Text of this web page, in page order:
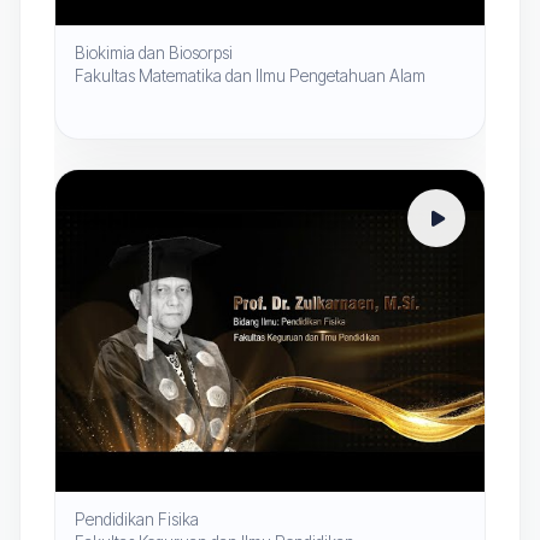
Prof. Dr. Rudi Kartika, M.Si.
Biokimia dan Biosorpsi
Fakultas Matematika dan Ilmu Pengetahuan Alam
Prof. Dr. Zulkarnaen, M.Si.
Pendidikan Fisika